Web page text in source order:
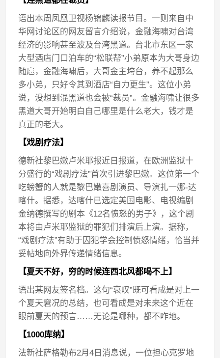
语出本周凤凰卫视杨锦麟读报节目。一则来自中
华网讨论区的网友留言介绍说，金融海啸对台湾
经济的影响甚至波及台湾黑道。台北市东区一家
大型酒店门口泊车的“松联帮”小弟原本为大哥身边
随扈，金融海啸后，大哥金主垮台，养不起那么
多小弟，只好令其到酒店“自力更生”。这位小弟
说，没想到混黑道也会被“裁员”。金融海啸让很多
黑道大哥开始明白自己哪里是什么老大，钱才是
真正的老大。
【戏剧疗法】
德新社黎巴嫩卢米耶报近日报道，在欧洲监狱十
分盛行的“戏剧疗法”首次引进黎巴嫩。这位第一个
吃螃蟹的人就是黎巴嫩喜剧演员、导演扎一娜-达
喀什。据悉，达喀什已选定美国电影、电视编剧
金纳德撰写的剧本《12名愤怒的男子》，这个剧
本将由卢米耶监狱的罪犯们排演后上演。据称，
“戏剧疗法”有助于囚犯学会控制愤怒情绪，恰当并
妥帖地向外界传递情绪信息。
【夏天不好，穷的时候连西北风都喝不上】
语出某网友签名档。这句“哀叹”既可看成是对上一
个夏天窘况的总结，也可看成是对未来这个近在
眼前夏天的预言……无论是哪种，都不咋地。
【1000库纳】
法新社萨格勒布2月4日消息说，一位担心克罗地